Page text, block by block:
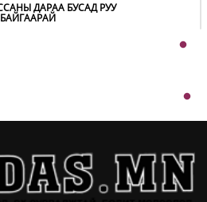
ҮРГЭЛЖЛЭХ УЧРААС
ФЕСТИВАЛЬ 8-Р САРЫН
ДАРАА БУСАД РУУ
БААЗУУД